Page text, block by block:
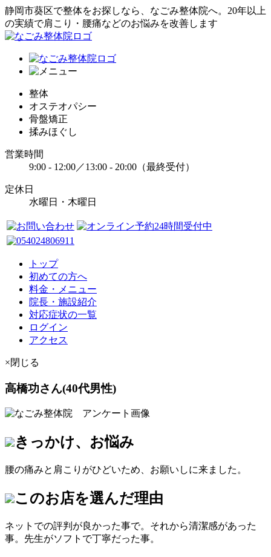
静岡市葵区で整体をお探しなら、なごみ整体院へ。20年以上
の実績で肩こり・腰痛などのお悩みを改善します
整体
オステオパシー
骨盤矯正
揉みほぐし
営業時間
9:00 - 12:00／13:00 - 20:00（最終受付）
定休日
水曜日・木曜日
トップ
初めての方へ
料金・メニュー
院長・施設紹介
対応症状の一覧
ログイン
アクセス
×閉じる
高橋功さん(40代男性)
きっかけ、お悩み
腰の痛みと肩こりがひどいため、お願いしに来ました。
このお店を選んだ理由
ネットでの評判が良かった事で。それから清潔感があった
事。先生がソフトで丁寧だった事。